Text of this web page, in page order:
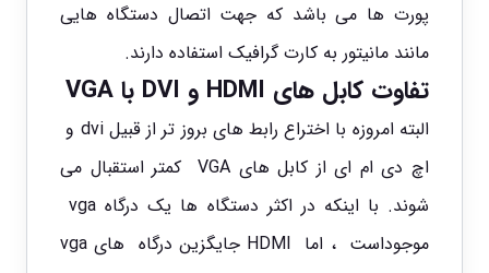
پورت ها می باشد که جهت اتصال دستگاه هایی
مانند مانیتور به کارت گرافیک استفاده دارند.
تفاوت کابل های HDMI و DVI با VGA
البته امروزه با اختراع رابط های بروز تر از قبیل dvi و
اچ دی ام ای از کابل های VGA کمتر استقبال می
شوند. با اینکه در اکثر دستگاه ها یک درگاه vga
موجوداست ، اما HDMI جایگزین درگاه های vga